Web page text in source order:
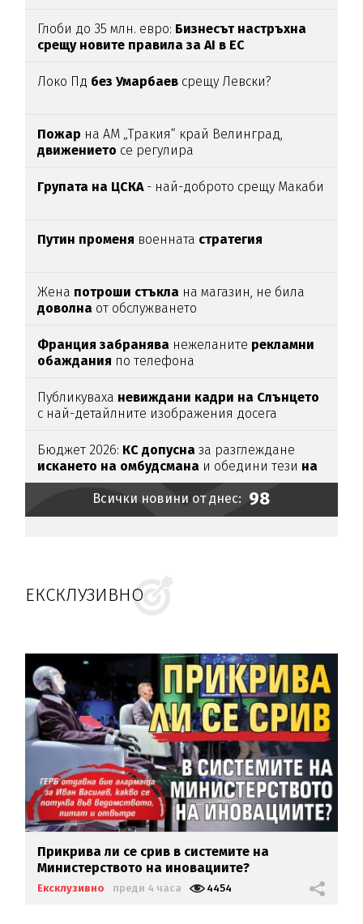
Глоби до 35 млн. евро: Бизнесът настръхна
срещу новите правила за AI в ЕС
Локо Пд без Умарбаев срещу Левски?
Пожар на АМ „Тракия“ край Велинград,
движението се регулира
Групата на ЦСКА- най-доброто срещу Макаби
Путин променя военната стратегия
Жена потроши стъкла на магазин, не била
доволна от обслужването
Франция забранява нежеланите рекламни
обаждания по телефона
Публикуваха невиждани кадри на Слънцето
с най-детайлните изображения досега
Бюджет 2026: КС допусна за разглеждане
искането на омбудсмана и обедини тези на
ПП и ГЕРБ
Всички новини от днес: 98
ЕКСКЛУЗИВНО
Прикрива ли се срив в системите на
Министерството на иновациите?
Ексклузивно преди 4 часа 4454